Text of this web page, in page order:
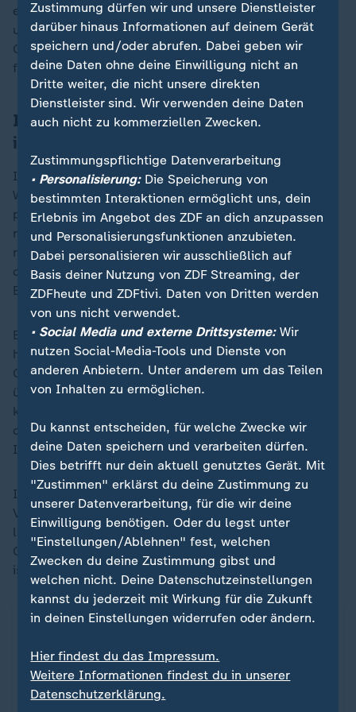
einer am Dienstag erzielten Vereinbarung laut Hamas
und den Medienberichten jene palästinensischen
Gefangenen freigelassen, die Israel am Wochenende
freilassen sollte.
Israel: "Demütigende" Behandlung
israelischer Geiseln bei Übergabe
Israel hatte in der Nacht zu Sonntag mitgeteilt, die im
Waffenruhe-Abkommen vorgesehene Entlassung
palästinensischer Häftlinge werde ausgesetzt. Erst
müsse die islamistische Terrororganisation versichern,
mit dendemütigenden Zeremonien bei der Freilassung
der israelischen Geiseln aufzuhören, hieß es zur
Begründung.
Betroffen sind 602 palästinensische Häftlinge. Sie
hätten am Samstag im Austausch für sechs israelische
Geiseln freikommen sollen. Die vier Leichen, die nun
übergeben werden sollen, sollten ursprünglich am
kommenden Donnerstag im Rahmen der ersten Phase
des Abkommens zwischen Israel und der Hamas an
Israel übergeben werden.
Im Zuge der seit dem 19. Januar geltenden
Vereinbarung hat die Hamas bislang insgesamt 25
lebende und vier tote Geiseln an Israel übergeben, im
Gegenzug kamen mehr als 1.100 Palästinenser aus
israelischer Haft frei.
Zustimmung dürfen wir und unsere Dienstleister
darüber hinaus Informationen auf deinem Gerät
speichern und/oder abrufen. Dabei geben wir
deine Daten ohne deine Einwilligung nicht an
Dritte weiter, die nicht unsere direkten
Dienstleister sind. Wir verwenden deine Daten
auch nicht zu kommerziellen Zwecken.
Zustimmungspflichtige Datenverarbeitung
• Personalisierung:Die Speicherung von
bestimmten Interaktionen ermöglicht uns, dein
Erlebnis im Angebot des ZDF an dich anzupassen
und Personalisierungsfunktionen anzubieten.
Dabei personalisieren wir ausschließlich auf
Basis deiner Nutzung von ZDF Streaming, der
ZDFheute und ZDFtivi. Daten von Dritten werden
von uns nicht verwendet.
• Social Media und externe Drittsysteme:Wir
nutzen Social-Media-Tools und Dienste von
anderen Anbietern. Unter anderem um das Teilen
von Inhalten zu ermöglichen.
Du kannst entscheiden, für welche Zwecke wir
deine Daten speichern und verarbeiten dürfen.
Dies betrifft nur dein aktuell genutztes Gerät. Mit
"Zustimmen" erklärst du deine Zustimmung zu
unserer Datenverarbeitung, für die wir deine
Einwilligung benötigen. Oder du legst unter
"Einstellungen/Ablehnen" fest, welchen
Zwecken du deine Zustimmung gibst und
welchen nicht. Deine Datenschutzeinstellungen
kannst du jederzeit mit Wirkung für die Zukunft
in deinen Einstellungen widerrufen oder ändern.
Hier findest du das Impressum.
Weitere Informationen findest du in unserer
Datenschutzerklärung.